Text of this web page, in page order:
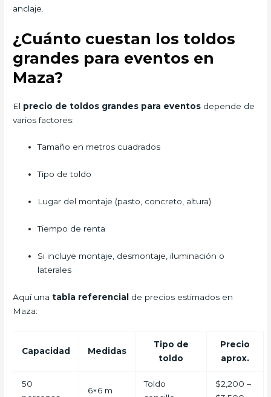
anclaje.
¿Cuánto cuestan los toldos
grandes para eventos en
Maza?
El precio de toldos grandes para eventos depende de
varios factores:
Tamaño en metros cuadrados
Tipo de toldo
Lugar del montaje (pasto, concreto, altura)
Tiempo de renta
Si incluye montaje, desmontaje, iluminación o
laterales
Aquí unatabla referencial
de precios estimados en
Maza:
Capacidad Medidas
Tipo de
toldo
Precio
aprox.
50
6×6 m
Toldo
$2,200 –